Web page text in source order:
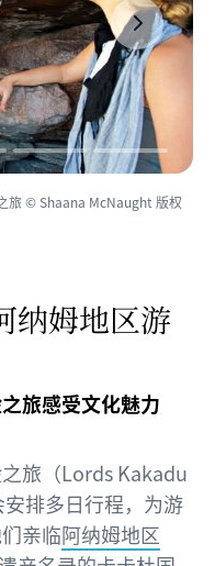
旅 © Shaana McNaught 版权
纳姆地区游
旅感受文化魅力
旅（Lords Kakadu
排多日行程，为游
亲临阿纳姆地区